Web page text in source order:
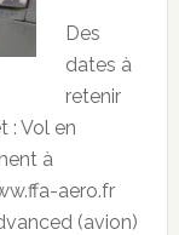
Des
dates à
retenir
: Vol en
à
aero.fr
(avion)